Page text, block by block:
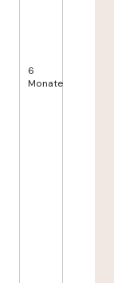
6
Monate